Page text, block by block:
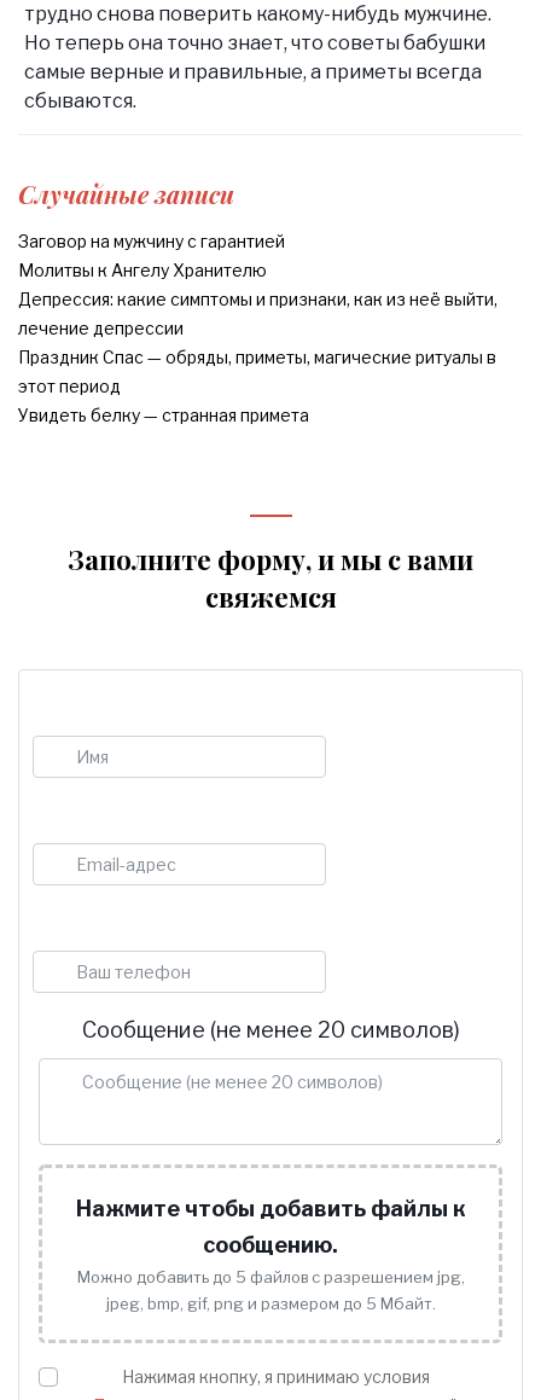
трудно снова поверить какому-нибудь мужчине.
Но теперь она точно знает, что советы бабушки
самые верные и правильные, а приметы всегда
сбываются.
Случайные записи
Заговор на мужчину с гарантией
Молитвы к Ангелу Хранителю
Депрессия: какие симптомы и признаки, как из неё выйти,
лечение депрессии
Праздник Спас — обряды, приметы, магические ритуалы в
этот период
Увидеть белку — странная примета
Заполните форму, и мы с вами
свяжемся
Сообщение (не менее 20 символов)
Нажмите чтобы добавить файлы к
сообщению.
Можно добавить до 5 файлов с разрешением jpg,
jpeg, bmp, gif, png и размером до 5 Мбайт.
Нажимая кнопку, я принимаю условия